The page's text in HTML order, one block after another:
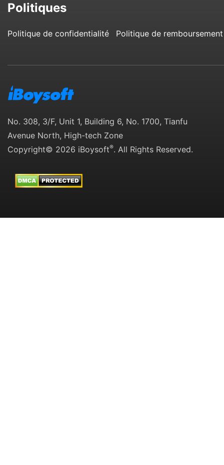
Politiques
Politique de confidentialité Politique de remboursement
No. 308, 3/F, Unit 1, Building 6, No. 1700, Tianfu
Avenue North, High-tech Zone
Copyright© 2026 iBoysoft®. All Rights Reserved.